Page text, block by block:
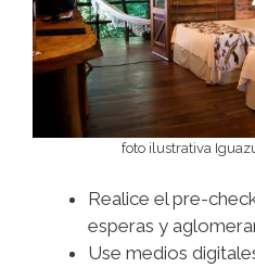
foto ilustrativa
Realice el pre-
esperas y
Use medios